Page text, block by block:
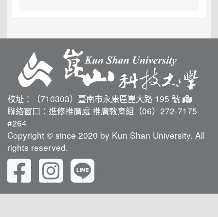
校址：（710303）臺南市永康區崑大路 195 號
聯絡窗口：進修推廣處 推廣教育組（06）272-7175
#264
Copyright © since 2020 by Kun Shan University. All
rights reserved.